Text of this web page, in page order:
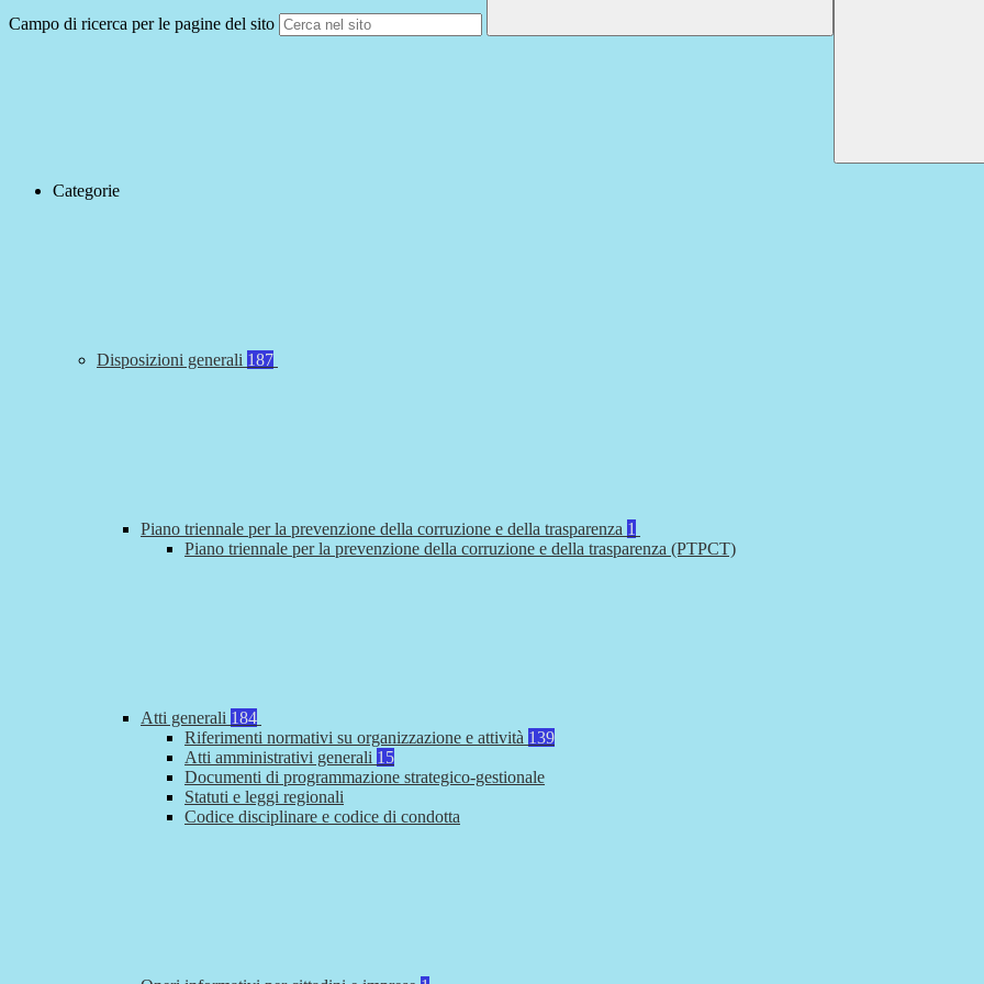
Campo di ricerca per le pagine del sito
Categorie
Disposizioni generali 187
Piano triennale per la prevenzione della corruzione e della trasparenza 1
Piano triennale per la prevenzione della corruzione e della trasparenza (PTPCT)
Atti generali 184
Riferimenti normativi su organizzazione e attività 139
Atti amministrativi generali 15
Documenti di programmazione strategico-gestionale
Statuti e leggi regionali
Codice disciplinare e codice di condotta